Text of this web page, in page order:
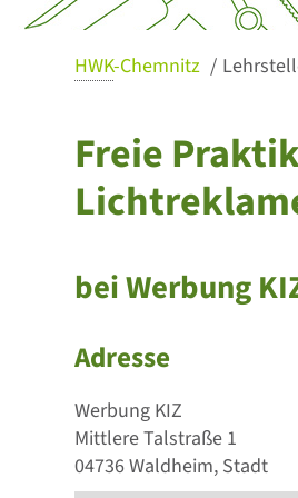
HWK-Chemnitz
Freie
bei Werbung
Adresse
Werbung KIZ
Mittlere Talstraße 1
04736 Waldheim, Stadt